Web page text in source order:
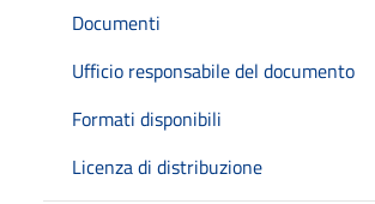
Documenti
Ufficio responsabile del documento
Formati disponibili
Licenza di distribuzione